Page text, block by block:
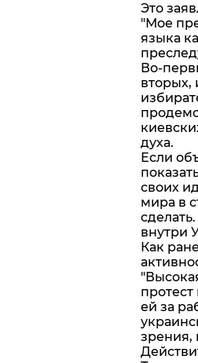
Это
"Мое
языка
Во-
вторых,
духа.
Если
своих
мира в
внутри
Как
ей за
зрения,